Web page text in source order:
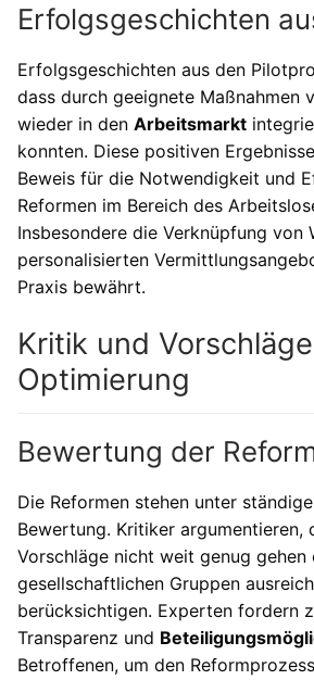
Erfolgsgeschichten
Erfolgsgeschichten aus den
dass durch geeignete Maßnahmen
wieder in den Arbeitsmarkt
konnten. Diese positiven
Beweis für die Notwendigkeit und
Reformen im Bereich des
Insbesondere die Verknüpfung von
personalisierten
Praxis bewährt.
Kritik und
Optimierung
Bewertung der
Die Reformen stehen unter
Bewertung. Kritiker argumentieren,
Vorschläge nicht weit genug
gesellschaftlichen Gruppen
berücksichtigen. Experten fordern
Transparenz und
Betroffenen, um den